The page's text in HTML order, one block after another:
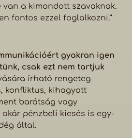
van a kimondott szavaknak.
fontos ezzel foglalkozni.”
gyakran igen
csak ezt nem tartjuk
írható rengeteg
konfliktus, kihagyott
barátság vagy
pénzbeli kiesés is egy-
által.